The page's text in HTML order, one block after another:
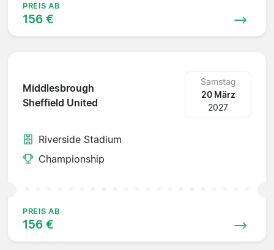
PREIS AB
156 €
Middlesbrough
Sheffield United
Samstag
20 März
2027
Riverside Stadium
Championship
PREIS AB
156 €